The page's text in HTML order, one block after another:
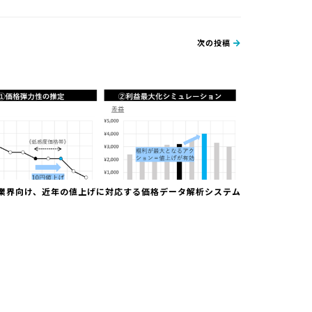
次の投稿
界向け、近年の値上げに対応する価格データ解析システム